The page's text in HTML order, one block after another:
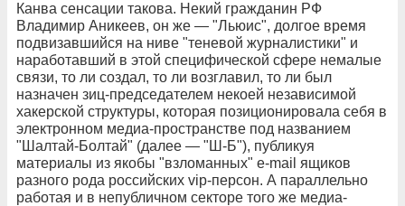
Канва сенсации такова. Некий гражданин РФ
Владимир Аникеев, он же — "Льюис", долгое время
подвизавшийся на ниве "теневой журналистики" и
наработавший в этой специфической сфере немалые
связи, то ли создал, то ли возглавил, то ли был
назначен зиц-председателем некоей независимой
хакерской структуры, которая позиционировала себя в
электронном медиа-пространстве под названием
"Шалтай-Болтай" (далее — "Ш‑Б"), публикуя
материалы из якобы "взломанных" e-mail ящиков
разного рода российских vip-персон. А параллельно
работая и в непубличном секторе того же медиа-